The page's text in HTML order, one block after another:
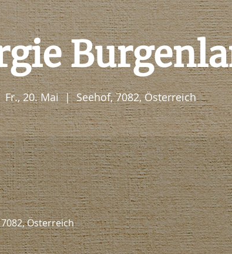
Fr., 20. Mai
  |
Seehof, 7082, Österreich
Österreich